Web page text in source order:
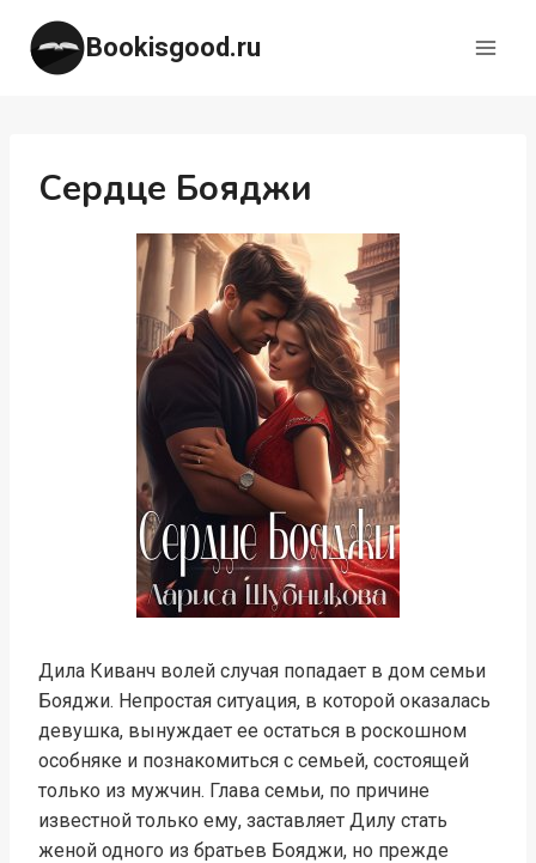
Перейти
содержимому
Bookisgood.ru
Сердце Бояджи
Дила Киванч волей случая попадает в дом семьи
Бояджи. Непростая ситуация, в которой оказалась
девушка, вынуждает ее остаться в роскошном
особняке и познакомиться с семьей, состоящей
только из мужчин. Глава семьи, по причине
известной только ему, заставляет Дилу стать
женой одного из братьев Бояджи, но прежде